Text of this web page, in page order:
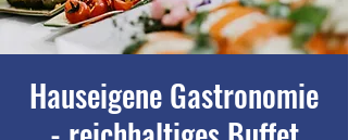
Hauseigene Gastronomie